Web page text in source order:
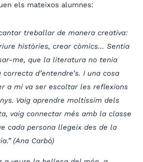
els mateixos alumnes:
treballar de manera creativa:
històries, crear còmics… Sentia
me, que la literatura no tenia
d’entendre’s. I una cosa
a mi va ser escoltar les reflexions
Vaig aprendre moltíssim dels
vaig connectar més amb la classe
cada persona llegeix des de la
(Ana Carbó)